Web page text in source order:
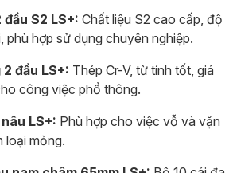
S2 LS+: Chất liệu S2 cao cấp, độ
phù hợp sử dụng chuyên nghiệp.
đầu LS+: Thép Cr-V, từ tính tốt, giá
công việc phổ thông.
LS+: Phù hợp cho việc vỗ và vặn
loại mỏng.